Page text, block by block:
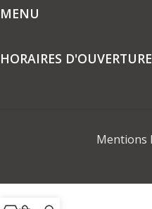
MENU
HORAIRES D'OUVERTURE
Mentions